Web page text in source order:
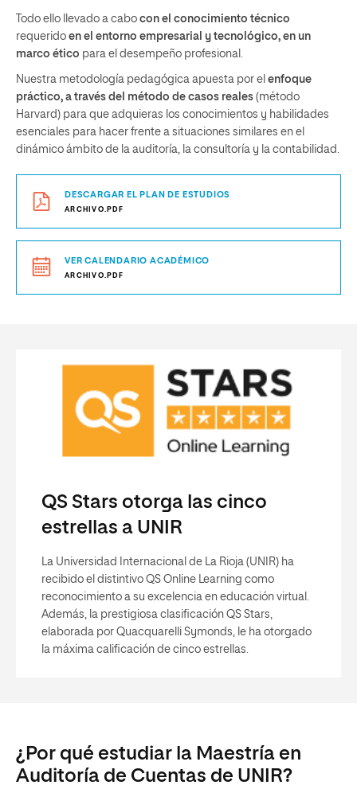
Todo ello llevado a cabo con el conocimiento técnico
requerido en el entorno empresarial y tecnológico, en un
marco ético para el desempeño profesional.
Nuestra metodología pedagógica apuesta por el enfoque
práctico, a través del método de casos reales (método
Harvard) para que adquieras los conocimientos y habilidades
esenciales para hacer frente a situaciones similares en el
dinámico ámbito de la auditoría, la consultoría y la contabilidad.
DESCARGAR EL PLAN DE ESTUDIOS
ARCHIVO.PDF
VER CALENDARIO ACADÉMICO
ARCHIVO.PDF
QS Stars otorga las cinco
estrellas a UNIR
La Universidad Internacional de La Rioja (UNIR) ha
recibido el distintivo QS Online Learning como
reconocimiento a su excelencia en educación virtual.
Además, la prestigiosa clasificación QS Stars,
elaborada por Quacquarelli Symonds, le ha otorgado
la máxima calificación de cinco estrellas.
¿Por qué estudiar la Maestría en
Auditoría de Cuentas de UNIR?